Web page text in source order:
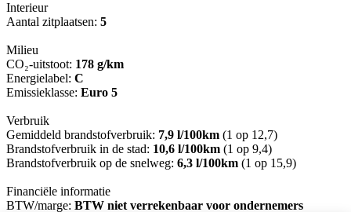
Interieur
Aantal zitplaatsen: 5
Milieu
CO₂-uitstoot: 178 g/km
Energielabel: C
Emissieklasse: Euro 5
Verbruik
Gemiddeld brandstofverbruik: 7,9 l/100km (1 op 12,7)
Brandstofverbruik in de stad: 10,6 l/100km (1 op 9,4)
Brandstofverbruik op de snelweg: 6,3 l/100km (1 op 15,9)
Financiële informatie
BTW/marge: BTW niet verrekenbaar voor ondernemers